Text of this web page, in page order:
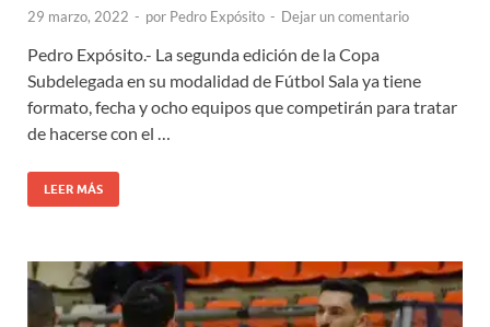
29 marzo, 2022 - por Pedro Expósito - Dejar un comentario
Pedro Expósito.- La segunda edición de la Copa
Subdelegada en su modalidad de Fútbol Sala ya tiene
formato, fecha y ocho equipos que competirán para tratar
de hacerse con el …
LEER MÁS